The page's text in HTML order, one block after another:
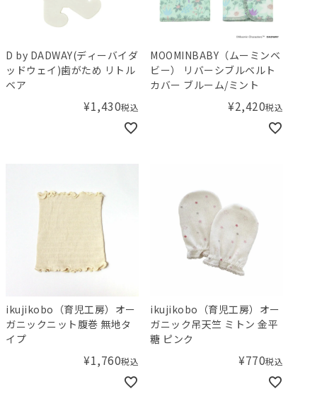
D by DADWAY(ディーバイダ
ッドウェイ)歯がため リトル
ベア
¥1,430税込
MOOMINBABY（ムーミンベ
ビー） リバーシブルベルト
カバー ブルーム/ミント
¥2,420税込
ikujikobo（育児工房）オー
ガニックニット腹巻 無地タ
イプ
¥1,760税込
ikujikobo（育児工房）オー
ガニック吊天竺 ミトン 金平
糖 ピンク
¥770税込